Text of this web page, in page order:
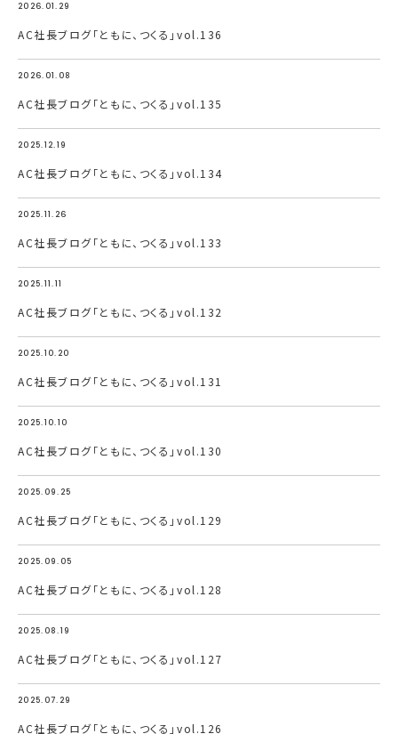
2026.01.29
AC社長ブログ「ともに、つくる」vol.136
2026.01.08
AC社長ブログ「ともに、つくる」vol.135
2025.12.19
AC社長ブログ「ともに、つくる」vol.134
2025.11.26
AC社長ブログ「ともに、つくる」vol.133
2025.11.11
AC社長ブログ「ともに、つくる」vol.132
2025.10.20
AC社長ブログ「ともに、つくる」vol.131
2025.10.10
AC社長ブログ「ともに、つくる」vol.130
2025.09.25
AC社長ブログ「ともに、つくる」vol.129
2025.09.05
AC社長ブログ「ともに、つくる」vol.128
2025.08.19
AC社長ブログ「ともに、つくる」vol.127
2025.07.29
AC社長ブログ「ともに、つくる」vol.126